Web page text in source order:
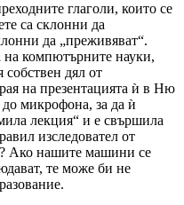
глаголи, които се
са склонни да
да „преживяват“.
на компютърните науки,
дял от
на презентацията ѝ в Ню
микрофона, за да ѝ
лекция“ и е свършила
изследовател от
Ако нашите машини се
те може би не